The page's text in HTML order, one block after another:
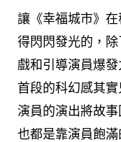
讓《幸福城市》
得閃閃發光的，
戲和引導演員爆
首段的科幻感其
演員的演出將故
也都是靠演員飽滿